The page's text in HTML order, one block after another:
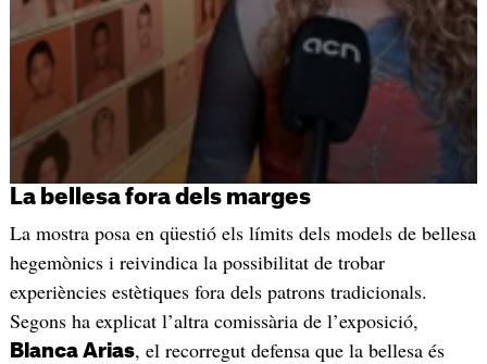
La bellesa fora dels marges
La mostra posa en qüestió els límits dels models de bellesa
hegemònics i reivindica la possibilitat de trobar
experiències estètiques fora dels patrons tradicionals.
Segons ha explicat l’altra comissària de l’exposició,
Blanca Arias, el recorregut defensa que la bellesa és